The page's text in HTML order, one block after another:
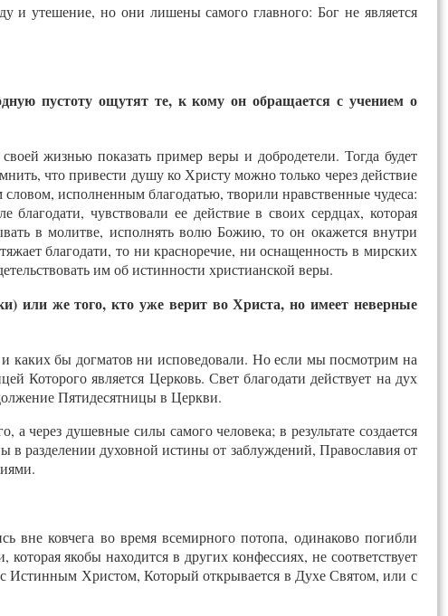
и утешение, но они лишены самого главного: Бог не является
пустоту ощутят те, к кому он обращается с учением о
жизнью показать пример веры и добродетели. Тогда будет
что привести душу ко Христу можно только через действие
исполненным благодатью, творили нравственные чудеса:
чувствовали ее действие в своих сердцах, которая
в молитве, исполнять волю Божию, то он окажется внутри
благодати, то ни красноречие, ни оснащенность в мирских
им об истинности христианской веры.
или же того, кто уже верит во Христа, но имеет неверные
бы догматов ни исповедовали. Но если мы посмотрим на
Которого является Церковь. Свет благодати действует на дух
Пятидесятницы в Церкви.
через душевные силы самого человека; в результате создается
разделении духовной истины от заблуждений, Православия от
вне ковчега во время всемирного потопа, одинаково погибли
якобы находится в других конфессиях, не соответствует
Истинным Христом, Который открывается в Духе Святом, или с